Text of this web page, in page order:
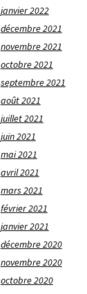
janvier 2022
décembre 2021
novembre 2021
octobre 2021
septembre 2021
août 2021
juillet 2021
juin 2021
mai 2021
avril 2021
mars 2021
février 2021
janvier 2021
décembre 2020
novembre 2020
octobre 2020